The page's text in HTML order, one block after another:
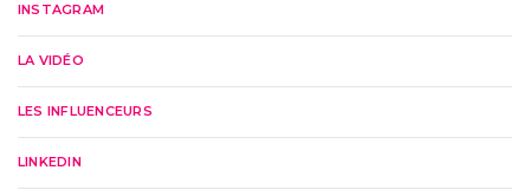
INSTAGRAM
LA VIDÉO
LES INFLUENCEURS
LINKEDIN